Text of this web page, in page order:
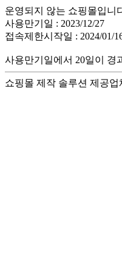
운영되지 않는 쇼핑몰입니
사용만기일 : 2023/12/27
접속제한시작일 : 2024/01/
사용만기일에서 20일이 경
쇼핑몰 제작 솔루션 제공업